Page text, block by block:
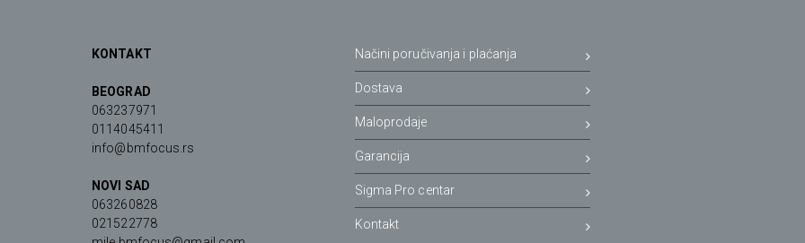
KONTAKT
BEOGRAD
063237971
0114045411
info@bmfocus.rs
NOVI SAD
063260828
021522778
Načini poručivanja i plaćanja
Dostava
Maloprodaje
Garancija
Sigma Pro centar
Kontakt